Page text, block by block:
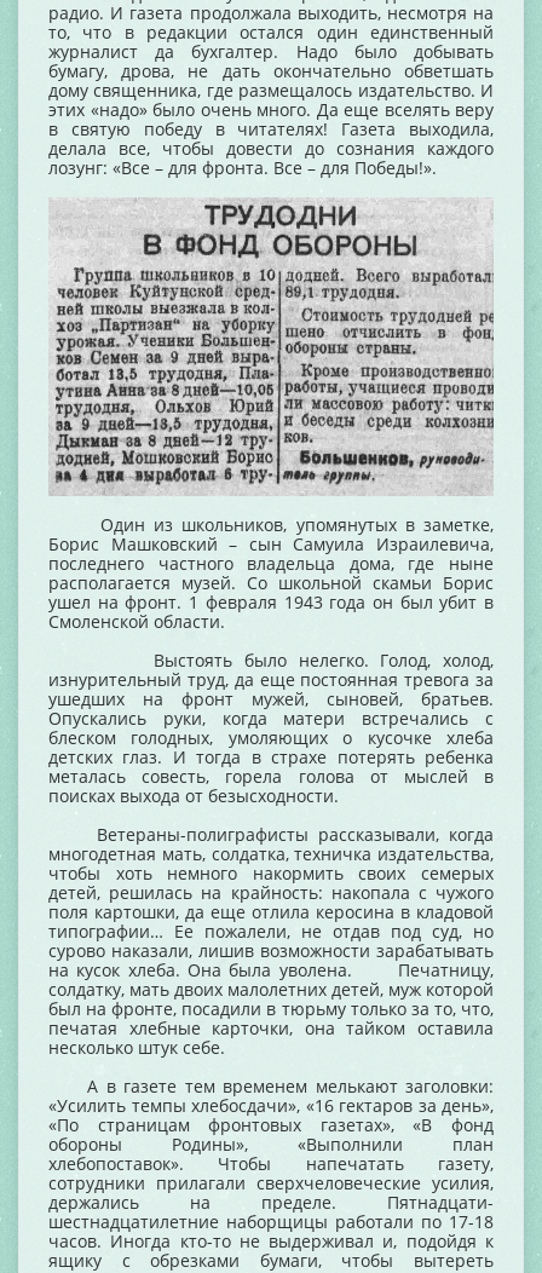
радио. И газета продолжала выходить, несмотря на
то, что в редакции остался один единственный
журналист да бухгалтер. Надо было добывать
бумагу, дрова, не дать окончательно обветшать
дому священника, где размещалось издательство. И
этих «надо» было очень много. Да еще вселять веру
в святую победу в читателях! Газета выходила,
делала все, чтобы довести до сознания каждого
лозунг: «Все – для фронта. Все – для Победы!».
Один из школьников, упомянутых в заметке,
Борис Машковский – сын Самуила Израилевича,
последнего частного владельца дома, где ныне
располагается музей. Со школьной скамьи Борис
ушел на фронт. 1 февраля 1943 года он был убит в
Смоленской области.
Выстоять было нелегко. Голод, холод,
изнурительный труд, да еще постоянная тревога за
ушедших на фронт мужей, сыновей, братьев.
Опускались руки, когда матери встречались с
блеском голодных, умоляющих о кусочке хлеба
детских глаз. И тогда в страхе потерять ребенка
металась совесть, горела голова от мыслей в
поисках выхода от безысходности.
Ветераны-полиграфисты рассказывали, когда
многодетная мать, солдатка, техничка издательства,
чтобы хоть немного накормить своих семерых
детей, решилась на крайность: накопала с чужого
поля картошки, да еще отлила керосина в кладовой
типографии… Ее пожалели, не отдав под суд, но
сурово наказали, лишив возможности зарабатывать
на кусок хлеба. Она была уволена. Печатницу,
солдатку, мать двоих малолетних детей, муж которой
был на фронте, посадили в тюрьму только за то, что,
печатая хлебные карточки, она тайком оставила
несколько штук себе.
А в газете тем временем мелькают заголовки:
«Усилить темпы хлебосдачи», «16 гектаров за день»,
«По страницам фронтовых газетах», «В фонд
обороны Родины», «Выполнили план
хлебопоставок». Чтобы напечатать газету,
сотрудники прилагали сверхчеловеческие усилия,
держались на пределе. Пятнадцати-
шестнадцатилетние наборщицы работали по 17-18
часов. Иногда кто-то не выдерживал и, подойдя к
ящику с обрезками бумаги, чтобы вытереть